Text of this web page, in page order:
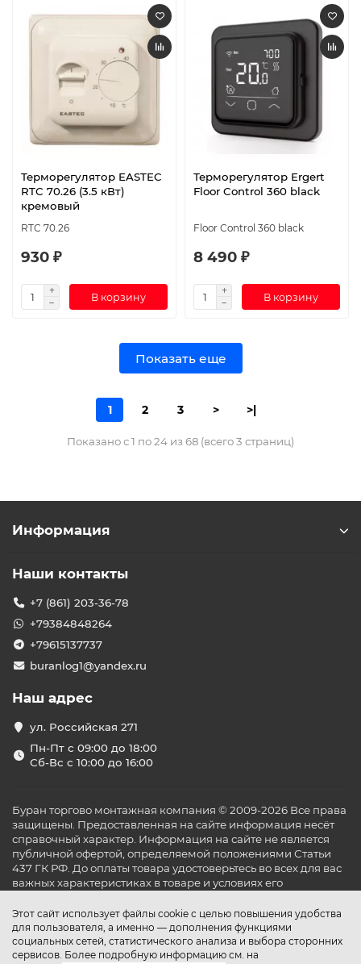
Терморегулятор EASTEC
RTC 70.26 (3.5 кВт)
кремовый
RTC 70.26
930 ₽
В корзину
Терморегулятор Ergert
Floor Control 360 black
Floor Control 360 black
8 490 ₽
В корзину
Показать еще
1 2 3 > >|
Показано с 1 по 24 из 68 (всего 3 страниц)
Этот сайт использует файлы cookie с целью повышения удобства
для пользователя, а именно — дополнения функциями
социальных сетей, статистического анализа и выбора сторонних
сервисов. Более подробную информацию см. на
Информация
Наши контакты
+7 (861) 203-36-78
+79384848264
+79615137737
buranlog1@yandex.ru
Наш адрес
ул. Российская 271
Пн-Пт с 09:00 до 18:00
Сб-Вс с 10:00 до 16:00
Буран торгово монтажная компания © 2009-2026 Все права
защищены. Предоставленная на сайте информация несёт
справочный характер. Информация на сайте не является
публичной офертой, определяемой положениями Статьи
437 ГК РФ. До оплаты товара удостоверьтесь во всех для вас
важных характеристиках в товаре и условиях его